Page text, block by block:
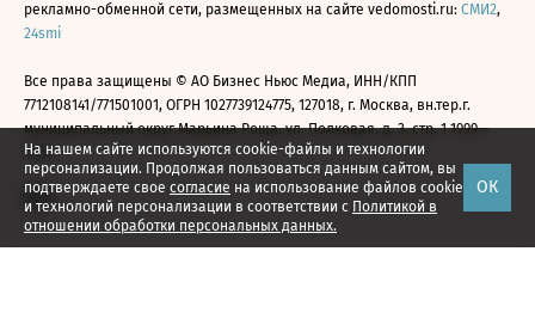
На нашем сайте используются cookie-файлы и технологии
персонализации. Продолжая пользоваться данным сайтом, вы
подтверждаете свое согласие на использование файлов cookie
и технологий персонализации в соответствии с Политикой в
отношении обработки персональных данных.
ОК
рекламно-обменной сети, размещенных на сайте vedomosti.ru: СМИ2,
24smi
Все права защищены © АО Бизнес Ньюс Медиа, ИНН/КПП
7712108141/771501001, ОГРН 1027739124775, 127018, г. Москва, вн.тер.г.
муниципальный округ Марьина Роща, ул. Полковая, д. 3, стр. 1 1999—
2026